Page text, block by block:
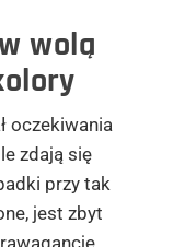
wolą
oczekiwania
zdają się
przy tak
jest zbyt